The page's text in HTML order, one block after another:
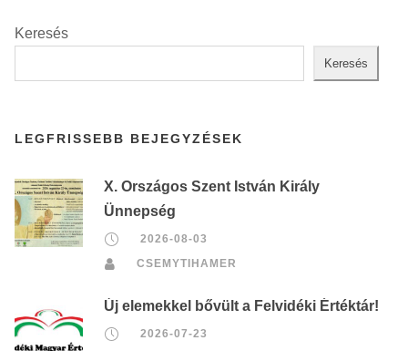
Keresés
Keresés
LEGFRISSEBB BEJEGYZÉSEK
X. Országos Szent István Király
Ünnepség
2026-08-03
CSEMYTIHAMER
Új elemekkel bővült a Felvidéki Értéktár!
2026-07-23